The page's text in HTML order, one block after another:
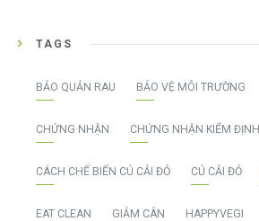
TAGS
BẢO QUẢN RAU BẢO VỆ MÔI TRƯỜNG
CHỨNG NHẬN CHỨNG NHẬN KIỂM ĐỊNH
CÁCH CHẾ BIẾN CỦ CẢI ĐỎ CỦ CẢI ĐỎ
EAT CLEAN GIẢM CÂN HAPPYVEGI